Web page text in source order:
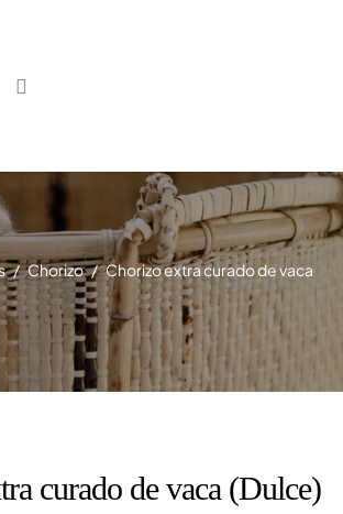
Chorizo
Chorizo extra curado de vaca
curado de vaca (Dulce)